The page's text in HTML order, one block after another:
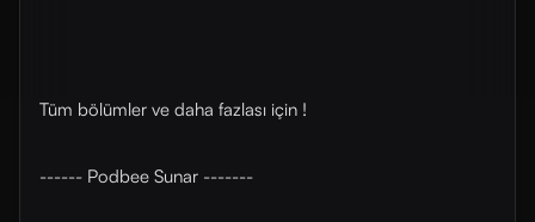
Tüm bölümler ve daha fazlası için !
------ Podbee Sunar -------